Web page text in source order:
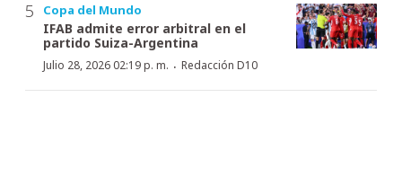
Copa del Mundo
IFAB admite error arbitral en el
partido Suiza-Argentina
Julio 28, 2026 02:19 p. m. · Redacción D10